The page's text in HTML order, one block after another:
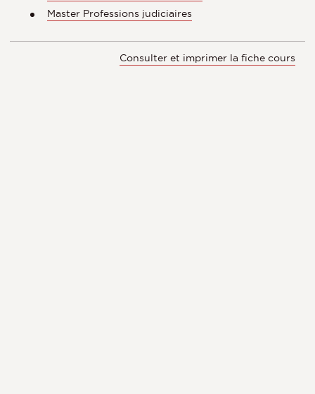
Master Professions judiciaires
Consulter et imprimer la fiche cours